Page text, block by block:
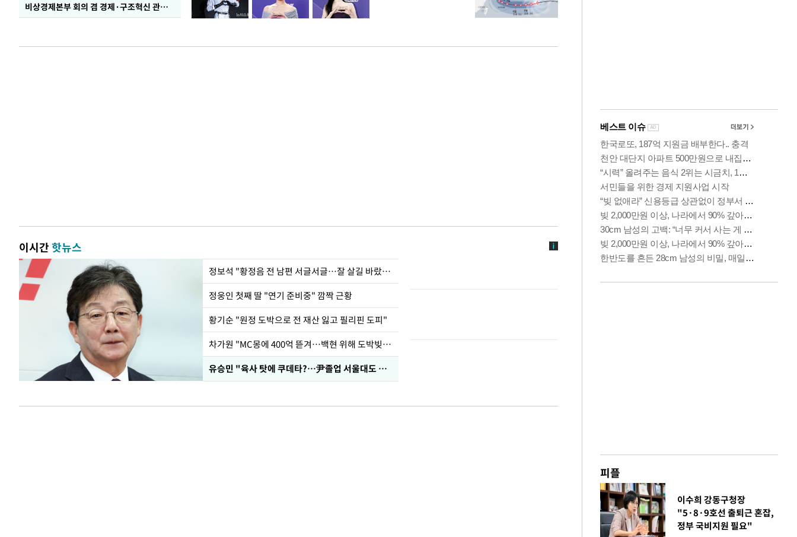
비상경제본부 회의 겸 경제·구조혁신 관계장관회의
이시간핫뉴스
정보석 "황정음 전 남편 서글서글…잘 살길 바랐는데"
정웅인 첫째 딸 "연기 준비중" 깜짝 근황
황기순 "원정 도박으로 전 재산 잃고 필리핀 도피"
차가원 "MC몽에 400억 뜯겨…백현 위해 도박빚 갚아줘"
유승민 "육사 탓에 쿠데타?…尹졸업 서울대도 없애나"
피플
이수희 강동구청장
"5·8·9호선 출퇴근 혼잡,
정부 국비지원 필요"